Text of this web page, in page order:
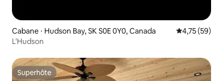
Cabane ⋅ Hudson Bay, SK S0E 0Y0, Canada Évaluation
4,75 (59)
L'Hudson
Superhôte
Superhôte